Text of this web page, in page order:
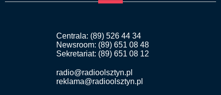
Centrala: (89) 526 44 34
Newsroom: (89) 651 08 48
Sekretariat: (89) 651 08 12
radio@radioolsztyn.pl
reklama@radioolsztyn.pl